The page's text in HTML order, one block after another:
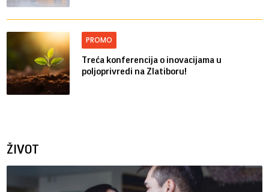
PROMO
Treća konferencija o inovacijama u
poljoprivredi na Zlatiboru!
ŽIVOT